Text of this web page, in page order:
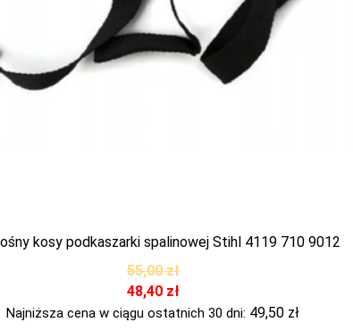
kosy podkaszarki spalinowej Stihl 4119 710 9012
55,00zł
48,40 zł
Najniższa cena w ciągu ostatnich 30 dni: 49,50 zł